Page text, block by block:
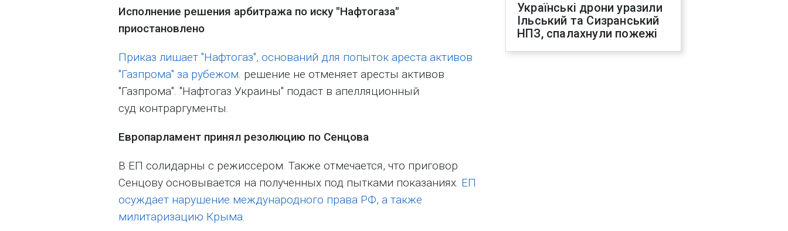
Исполнение решения арбитража по иску "Нафтогаза"
приостановлено
Приказ лишает "Нафтогаз", оснований для попыток ареста активов
"Газпрома" за рубежом. решение не отменяет аресты активов
"Газпрома". "Нафтогаз Украины" подаст в апелляционный
суд контраргументы.
Европарламент принял резолюцию по Сенцова
В ЕП солидарны с режиссером. Также отмечается, что приговор
Сенцову основывается на полученных под пытками показаниях. ЕП
осуждает нарушение международного права РФ, а также
милитаризацию Крыма.
Українські дрони уразили
Ільський та Сизранський
НПЗ, спалахнули пожежі